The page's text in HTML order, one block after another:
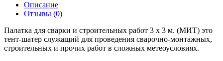
Описание
Отзывы (0)
Палатка для сварки и строительных работ 3 х 3 м. (МИТ) это
тент-шатер служащий для проведения сварочно-монтажных,
строительных и прочих работ в сложных метеоусловиях.